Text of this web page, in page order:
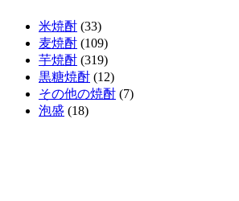
米焼酎 (33)
麦焼酎 (109)
芋焼酎 (319)
黒糖焼酎 (12)
その他の焼酎 (7)
泡盛 (18)